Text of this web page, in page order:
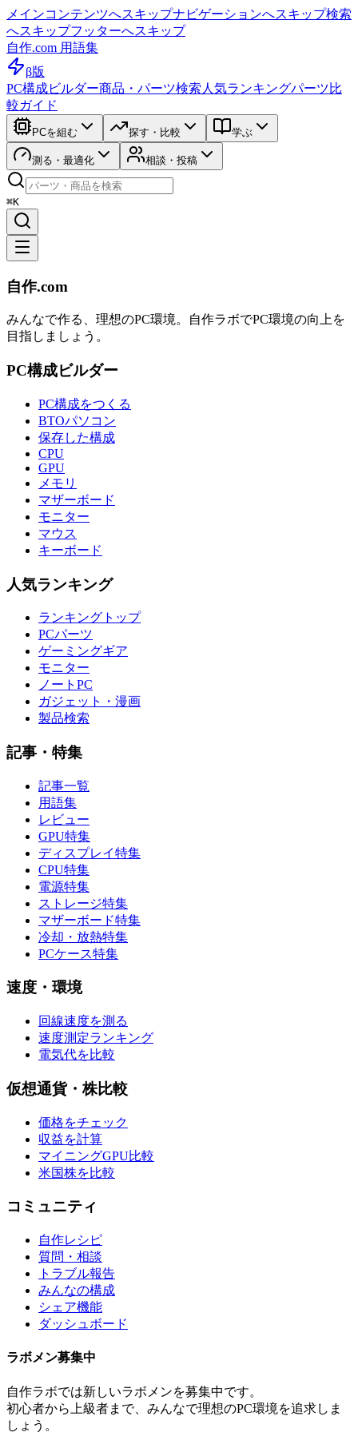
メインコンテンツへスキップナビゲーションへスキップ検索
へスキップフッターへスキップ
自作.com 用語集
β版
PC構成ビルダー商品・パーツ検索 人気ランキングパーツ比
較ガイド
PCを組む 探す・比較 学ぶ
測る・最適化 相談・投稿
⌘K
自作.com
みんなで作る、理想のPC環境。 自作ラボでPC環境の向上を
目指しましょう。
PC構成ビルダー
PC構成をつくる
BTOパソコン
保存した構成
CPU
GPU
メモリ
マザーボード
モニター
マウス
キーボード
人気ランキング
ランキングトップ
PCパーツ
ゲーミングギア
モニター
ノートPC
ガジェット・漫画
製品検索
記事・特集
記事一覧
用語集
レビュー
GPU特集
ディスプレイ特集
CPU特集
電源特集
ストレージ特集
マザーボード特集
冷却・放熱特集
PCケース特集
速度・環境
回線速度を測る
速度測定ランキング
電気代を比較
仮想通貨・株比較
価格をチェック
収益を計算
マイニングGPU比較
米国株を比較
コミュニティ
自作レシピ
質問・相談
トラブル報告
みんなの構成
シェア機能
ダッシュボード
ラボメン募集中
自作ラボでは新しいラボメンを募集中です。
初心者から上級者まで、みんなで理想のPC環境を追求しま
しょう。